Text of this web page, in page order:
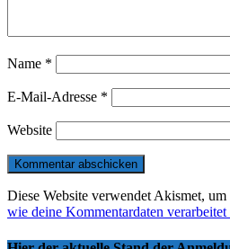
Name *
E-Mail-Adresse *
Website
Diese Website verwendet Akismet, um
wie deine Kommentardaten verarbeitet